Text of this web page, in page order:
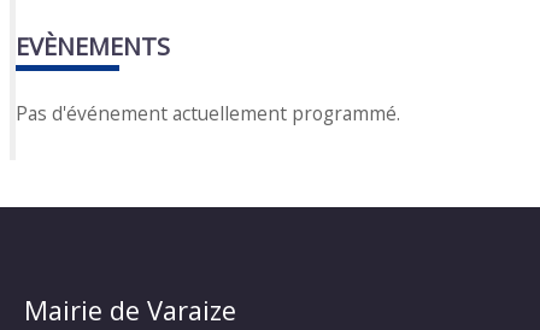
EVÈNEMENTS
Pas d'événement actuellement programmé.
Mairie de Varaize